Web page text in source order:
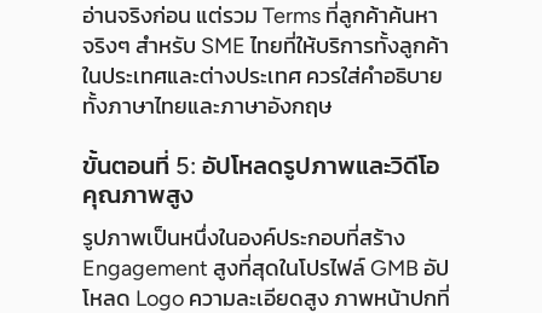
อ่านจริงก่อน แต่รวม Terms ที่ลูกค้าค้นหา
จริงๆ สำหรับ SME ไทยที่ให้บริการทั้งลูกค้า
ในประเทศและต่างประเทศ ควรใส่คำอธิบาย
ทั้งภาษาไทยและภาษาอังกฤษ
ขั้นตอนที่ 5: อัปโหลดรูปภาพและวิดีโอ
คุณภาพสูง
รูปภาพเป็นหนึ่งในองค์ประกอบที่สร้าง
Engagement สูงที่สุดในโปรไฟล์ GMB อัป
โหลด Logo ความละเอียดสูง ภาพหน้าปกที่